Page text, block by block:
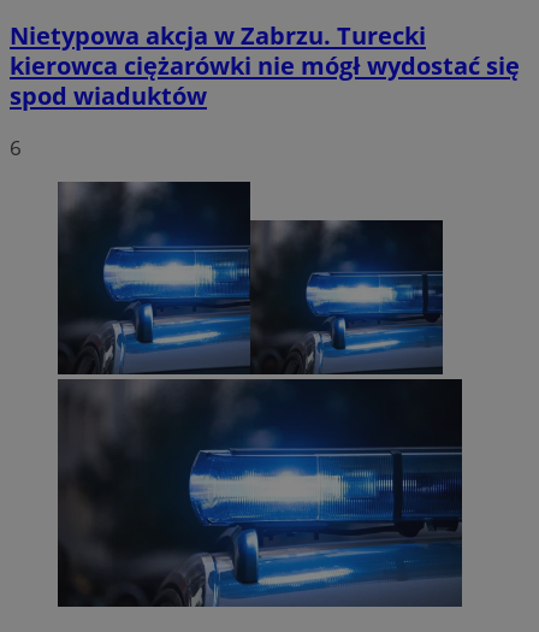
Nietypowa akcja w Zabrzu. Turecki
kierowca ciężarówki nie mógł wydostać się
spod wiaduktów
6